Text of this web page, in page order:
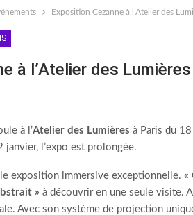
Exposition Cezanne à l’Atelier des
à l’Atelier des
à l’Atelier des Lumières à Paris du
janvier, l’expo est prolongée.
exposition immersive exceptionnelle. «
» à découvrir en une seule visite.
Avec son système de projection